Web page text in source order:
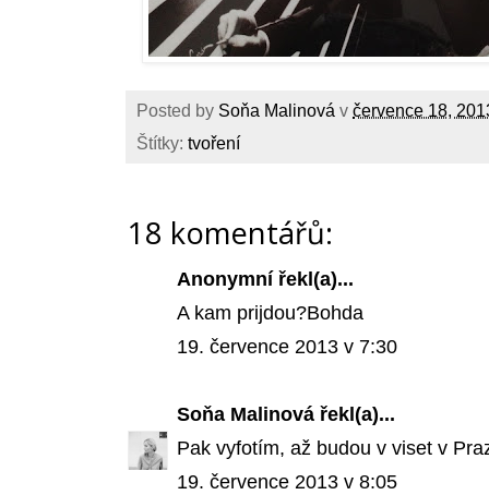
Posted by Soňa Malinová v července 18,
Štítky: tvoření
18 komentářů:
Anonymní řekl(a)...
A kam prijdou?Bohda
19. července 2013 v 7:30
Soňa Malinová řekl(a)...
Pak vyfotím, až budou v viset v
19. července 2013 v 8:05